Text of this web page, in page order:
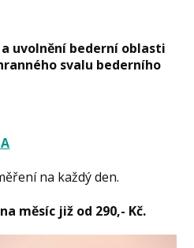
uvolnění bederní oblasti
svalu bederního
na každý den.
měsíc již od 290,- Kč.